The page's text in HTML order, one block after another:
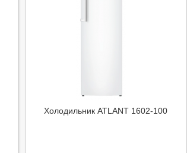
Холодильник ATLANT 1602-100